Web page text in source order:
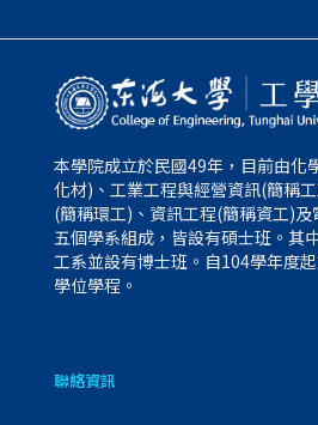
本學院成立於民國49年，目前由化
化材)、工業工程與經營資訊(簡稱
(簡稱環工)、資訊工程(簡稱資工)
五個學系組成，皆設有碩士班。其
工系並設有博士班。自104學年度
學位學程。
聯絡資訊